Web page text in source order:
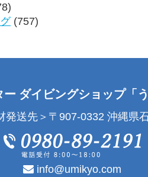
(757)
ー ダイビングショップ「
発送先＞〒907-0332 沖縄県
info@umikyo.com